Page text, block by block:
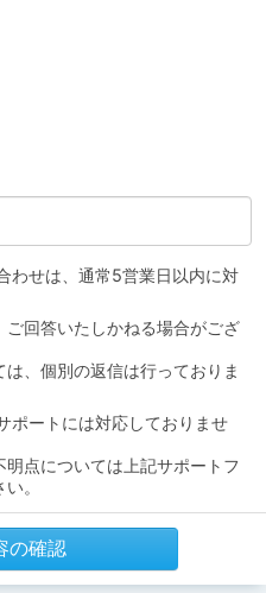
わせは、通常5営業日以内に対
回答いたしかねる場合がござ
、個別の返信は行っておりま
ポートには対応しておりませ
点については上記サポートフ
。
の確認